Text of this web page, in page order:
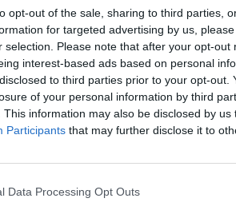
opt-out of the sale, sharing to third parties,
for targeted advertising by us,
selection. Please note that after your opt-out
interest-based ads based on personal
to third parties prior to your opt-out.
of your personal information by third
This information may also be disclosed by
Participants that may further disclose it to
Data Processing Opt Outs
ja – näst-nästa bok.
hit för att fota. Spännande, kul